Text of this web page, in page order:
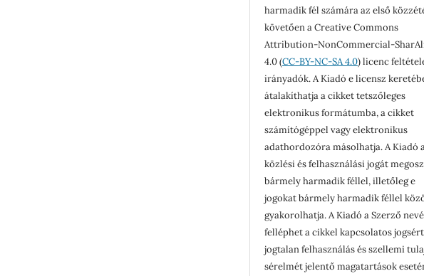
harmadik fél számára az első
követően a Creative Commons
Attribution-NonCommercial-
4.0 (CC-BY-NC-SA 4.0) licenc
irányadók. A Kiadó e licensz
átalakíthatja a cikket tetszőleges
elektronikus formátumba, a cikket
számítógéppel vagy elektronikus
adathordozóra másolhatja. A Kiadó
közlési és felhasználási jogát
bármely harmadik féllel, illetőleg e
jogokat bármely harmadik féllel
gyakorolhatja. A Kiadó a Szerző
felléphet a cikkel kapcsolatos
jogtalan felhasználás és szellemi
sérelmét jelentő magatartások